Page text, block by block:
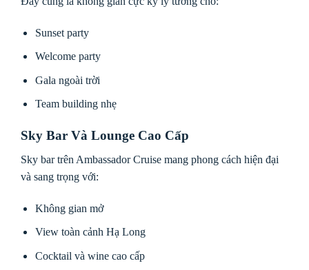
Sunset party
Welcome party
Gala ngoài trời
Team building nhẹ
Sky Bar Và Lounge Cao Cấp
Sky bar trên Ambassador Cruise mang phong cách hiện đại
và sang trọng với:
Không gian mở
View toàn cảnh Hạ Long
Cocktail và wine cao cấp